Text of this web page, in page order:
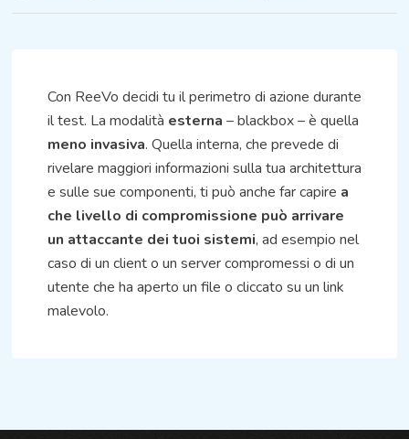
Con ReeVo decidi tu il perimetro di azione durante
il test. La modalità esterna – blackbox – è quella
meno invasiva. Quella interna, che prevede di
rivelare maggiori informazioni sulla tua architettura
e sulle sue componenti, ti può anche far capire a
che livello di compromissione può arrivare
un attaccante dei tuoi sistemi, ad esempio nel
caso di un client o un server compromessi o di un
utente che ha aperto un file o cliccato su un link
malevolo.